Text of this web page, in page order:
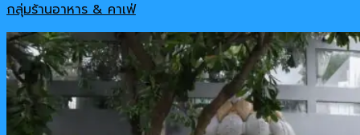
กลุ่มร้านอาหาร & คาเฟ่